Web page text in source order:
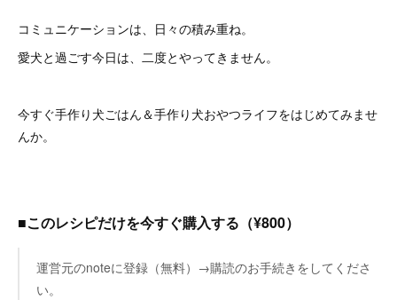
コミュニケーションは、日々の積み重ね。
愛犬と過ごす今日は、二度とやってきません。
今すぐ手作り犬ごはん＆手作り犬おやつライフをはじめてみませ
んか。
■このレシピだけを今すぐ購入する（¥800）
運営元のnoteに登録（無料）→購読のお手続きをしてくださ
い。